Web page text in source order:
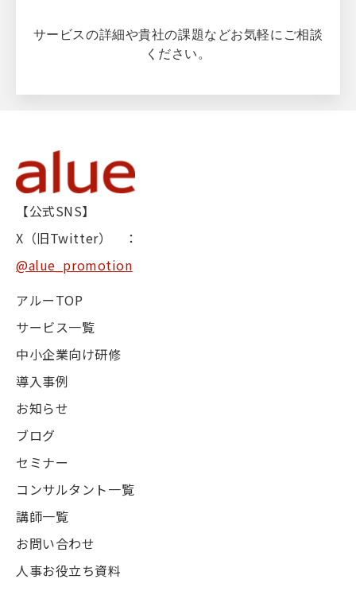
サービスの詳細や貴社の課題などお気軽にご相談
ください。
【公式SNS】
X（旧Twitter） ：
@alue_promotion
アルーTOP
サービス一覧
中小企業向け研修
導入事例
お知らせ
ブログ
セミナー
コンサルタント一覧
講師一覧
お問い合わせ
人事お役立ち資料